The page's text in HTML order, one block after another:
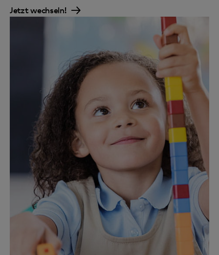
Kontoauszug
Ein kostenloser monatlicher Kontoauszug für den
Kontoinhaber, weitere Auszüge je 1 CHF
Kontoabschluss
Ein kostenloser Kontoabschluss per 31.12., weitere
Abschlüsse je 10 CHF
Verrechnungssteuer
35% vom Bruttozinsertrag, sofern dieser 200 CHF
übersteigt, und Kontoabschluss jährlich
Kontosaldierung
Kostenlos (zzgl. weitere Gebühren wie z.B. Gebühr
für externen Zahlungsauftrag, Porto etc.)
Einzelanzeigen
Jetzt wechseln!